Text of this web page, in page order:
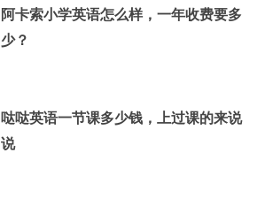
阿卡索小学英语怎么样，一年收费要多
少？
哒哒英语一节课多少钱，上过课的来说
说